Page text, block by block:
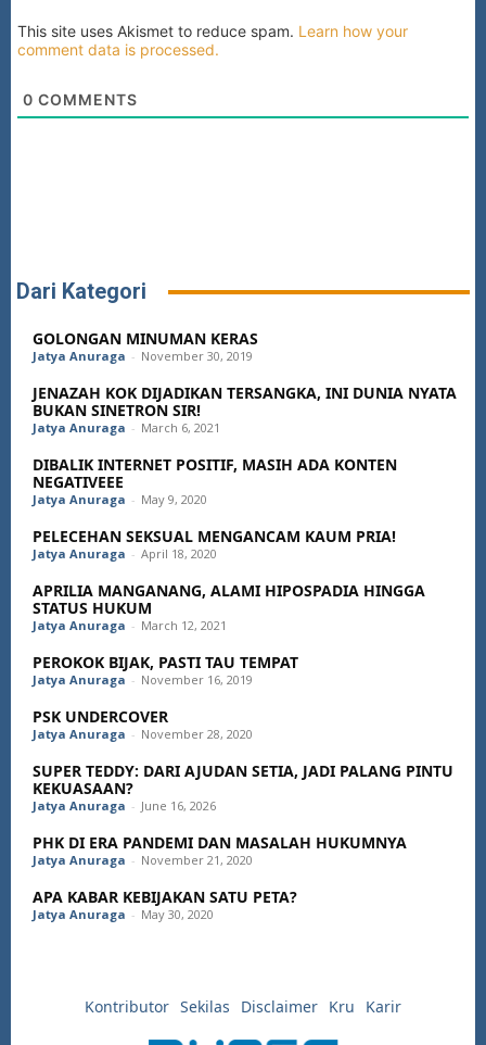
This site uses Akismet to reduce spam. Learn how your
comment data is processed.
0 COMMENTS
Dari Kategori
GOLONGAN MINUMAN KERAS
Jatya Anuraga - November 30, 2019
JENAZAH KOK DIJADIKAN TERSANGKA, INI DUNIA NYATA
BUKAN SINETRON SIR!
Jatya Anuraga - March 6, 2021
DIBALIK INTERNET POSITIF, MASIH ADA KONTEN
NEGATIVEEE
Jatya Anuraga - May 9, 2020
PELECEHAN SEKSUAL MENGANCAM KAUM PRIA!
Jatya Anuraga - April 18, 2020
APRILIA MANGANANG, ALAMI HIPOSPADIA HINGGA
STATUS HUKUM
Jatya Anuraga - March 12, 2021
PEROKOK BIJAK, PASTI TAU TEMPAT
Jatya Anuraga - November 16, 2019
PSK UNDERCOVER
Jatya Anuraga - November 28, 2020
SUPER TEDDY: DARI AJUDAN SETIA, JADI PALANG PINTU
KEKUASAAN?
Jatya Anuraga - June 16, 2026
PHK DI ERA PANDEMI DAN MASALAH HUKUMNYA
Jatya Anuraga - November 21, 2020
APA KABAR KEBIJAKAN SATU PETA?
Jatya Anuraga - May 30, 2020
Kontributor Sekilas Disclaimer Kru Karir